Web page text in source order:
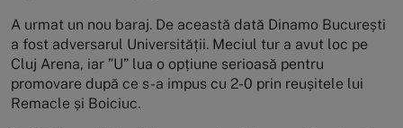
A urmat un nou baraj. De această dată Dinamo București
a fost adversarul Universității. Meciul tur a avut loc pe
Cluj Arena, iar ”U” lua o opțiune serioasă pentru
promovare după ce s-a impus cu 2-0 prin reușitele lui
Remacle și Boiciuc.